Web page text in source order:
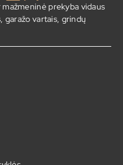
prekyba vidaus
garažo vartais, grindų